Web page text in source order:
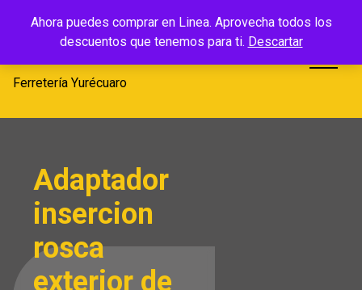
Ahora puedes comprar en Linea. Aprovecha todos los
descuentos que tenemos para ti. Descartar
Ferretería
Yurécuaro
Ferretería Yurécuaro
Adaptador
insercion
rosca
exterior de